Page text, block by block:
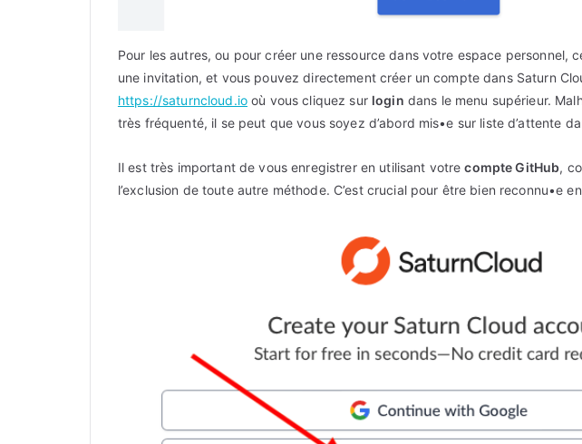
Pour les autres, ou pour créer une ressource dans votre espace personnel,
une invitation, et vous pouvez directement créer un compte dans Saturn
https://saturncloud.io où vous cliquez sur login dans le menu supérieur.
très fréquenté, il se peut que vous soyez d’abord mis•e sur liste d’attente
Il est très important de vous enregistrer en utilisant votrecompte GitHub,
l’exclusion de toute autre méthode. C’est crucial pour être bien reconnu•e